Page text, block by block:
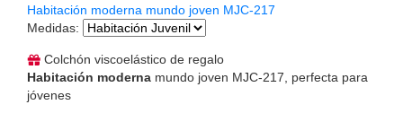
Habitación moderna mundo joven MJC-217
Medidas:
Colchón viscoelástico de regalo
Habitación moderna mundo joven MJC-217, perfecta para
jóvenes